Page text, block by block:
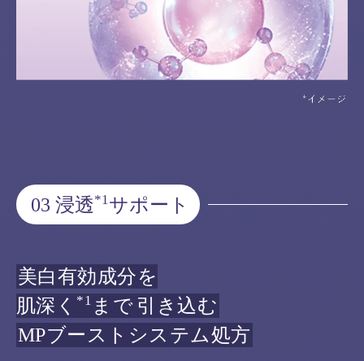
03 浸透*1サポート
美白有効成分を
肌深く *1 まで 引き込む
MPブーストシステム処方